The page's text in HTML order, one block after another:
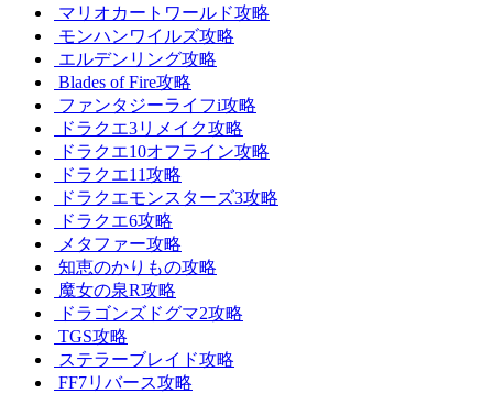
マリオカートワールド攻略
モンハンワイルズ攻略
エルデンリング攻略
Blades of Fire攻略
ファンタジーライフi攻略
ドラクエ3リメイク攻略
ドラクエ10オフライン攻略
ドラクエ11攻略
ドラクエモンスターズ3攻略
ドラクエ6攻略
メタファー攻略
知恵のかりもの攻略
魔女の泉R攻略
ドラゴンズドグマ2攻略
TGS攻略
ステラーブレイド攻略
FF7リバース攻略